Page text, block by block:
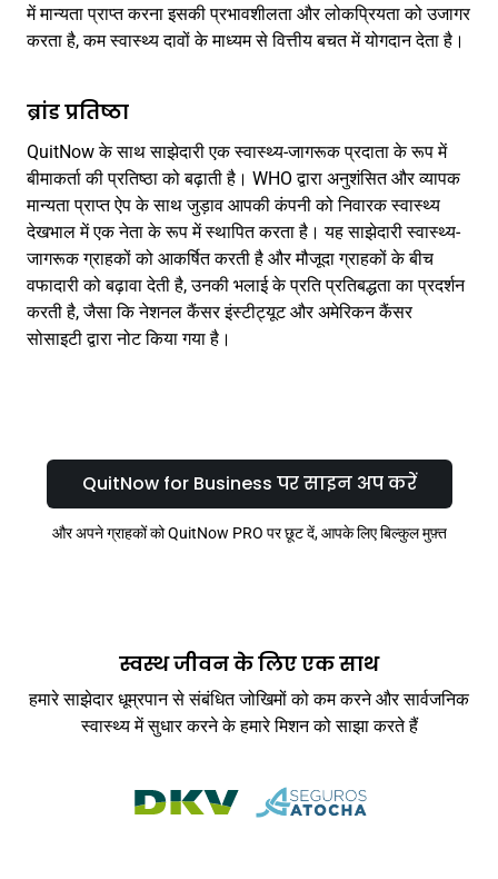
में मान्यता प्राप्त करना इसकी प्रभावशीलता और लोकप्रियता को उजागर
करता है, कम स्वास्थ्य दावों के माध्यम से वित्तीय बचत में योगदान देता है।
ब्रांड प्रतिष्ठा
QuitNow के साथ साझेदारी एक स्वास्थ्य-जागरूक प्रदाता के रूप में
बीमाकर्ता की प्रतिष्ठा को बढ़ाती है। WHO द्वारा अनुशंसित और व्यापक
मान्यता प्राप्त ऐप के साथ जुड़ाव आपकी कंपनी को निवारक स्वास्थ्य
देखभाल में एक नेता के रूप में स्थापित करता है। यह साझेदारी स्वास्थ्य-
जागरूक ग्राहकों को आकर्षित करती है और मौजूदा ग्राहकों के बीच
वफादारी को बढ़ावा देती है, उनकी भलाई के प्रति प्रतिबद्धता का प्रदर्शन
करती है, जैसा कि नेशनल कैंसर इंस्टीट्यूट और अमेरिकन कैंसर
सोसाइटी द्वारा नोट किया गया है।
QuitNow for Business पर साइन अप करें
और अपने ग्राहकों को QuitNow PRO पर छूट दें, आपके लिए बिल्कुल मुफ़्त
स्वस्थ जीवन के लिए एक साथ
हमारे साझेदार धूम्रपान से संबंधित जोखिमों को कम करने और सार्वजनिक
स्वास्थ्य में सुधार करने के हमारे मिशन को साझा करते हैं